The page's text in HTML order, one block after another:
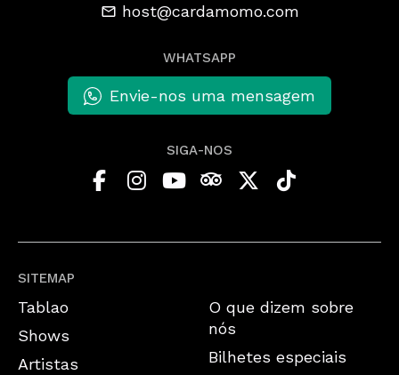
SITEMAP
Tablao
Shows
Artistas
O que dizem sobre
nós
Bilhetes especiais
host@cardamomo.com
WHATSAPP
Envie-nos uma mensagem
SIGA-NOS